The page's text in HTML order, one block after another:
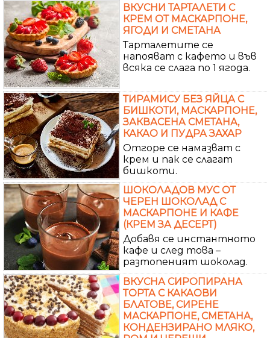
ВКУСНИ ТАРТАЛЕТИ С
КРЕМ ОТ МАСКАРПОНЕ,
ЯГОДИ И СМЕТАНА
Тарталетите се
напояват с кафето и във
всяка се слага по 1 ягода.
ТИРАМИСУ БЕЗ ЯЙЦА С
БИШКОТИ, МАСКАРПОНЕ,
ЗАКВАСЕНА СМЕТАНА,
КАКАО И ПУДРА ЗАХАР
Отгоре се намазват с
крем и пак се слагат
бишкоти.
ШОКОЛАДОВ МУС ОТ
ЧЕРЕН ШОКОЛАД С
МАСКАРПОНЕ И КАФЕ
(КРЕМ ЗА ДЕСЕРТ)
Добавя се инстантното
кафе и след това –
разтопеният шоколад.
ВКУСНА СИРОПИРАНА
ТОРТА С КАКАОВИ
БЛАТОВЕ, СИРЕНЕ
МАСКАРПОНЕ, СМЕТАНА,
КОНДЕНЗИРАНО МЛЯКО,